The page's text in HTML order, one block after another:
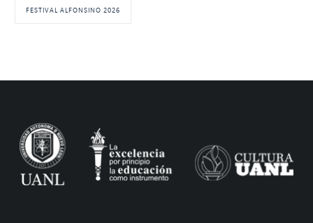
FESTIVAL ALFONSINO 2026